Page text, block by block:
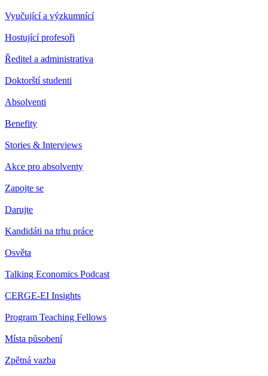
Vyučující a výzkumnící
Hostující profesoři
Ředitel a administrativa
Doktorští studenti
Absolventi
Benefity
Stories & Interviews
Akce pro absolventy
Zapojte se
Darujte
Kandidáti na trhu práce
Osvěta
Talking Economics Podcast
CERGE-EI Insights
Program Teaching Fellows
Místa působení
Zpětná vazba